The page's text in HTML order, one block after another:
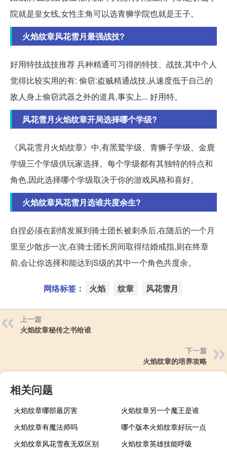
院就是皇女线,女性主角可以选青狮学院也就是王子。
火焰纹章风花雪月最强战技?
好用特技战技推荐 兵种精通可习得的特技、战技,其中个人
觉得比较实用的有: 偷窃:盗贼精通战技,从速度低于自己的
敌人身上偷窃武器之外的道具,事实上... 好用特。
风花雪月火焰纹章开局选择哪个学级?
《风花雪月火焰纹章》中,有黑鹫学级、青狮子学级、金鹿
学级三个学级供玩家选择。每个学级都有其独特的特点和
角色,因此选择哪个学级取决于你的游戏风格和喜好。
火焰纹章风花雪月选谁共度余生?
自捏必须在剧情发展到骑士团长被刺杀后,在随后的一个月
里至少散步一次,在骑士团长房间取得结婚戒指,则在终章
前,会让你选择和能达到S级的其中一个角色共度余。
网络标签： 火焰 纹章 风花雪月
上一篇
火焰纹章秘传之书给谁
下一篇
火焰纹章的培养攻略
相关问题
火焰纹章哪部最厉害
火焰纹章另一个魔王是谁
火焰纹章有魔法师吗
哪个版本火焰纹章好玩一点
火焰纹章风花雪夜无双区别
火焰纹章英雄技能呼吸